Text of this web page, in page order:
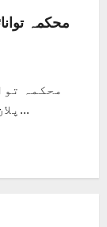
محکمہ
محکمہ
پلان تیار کرلیا ۔۔۔ صوبے کے نوے ہزار...